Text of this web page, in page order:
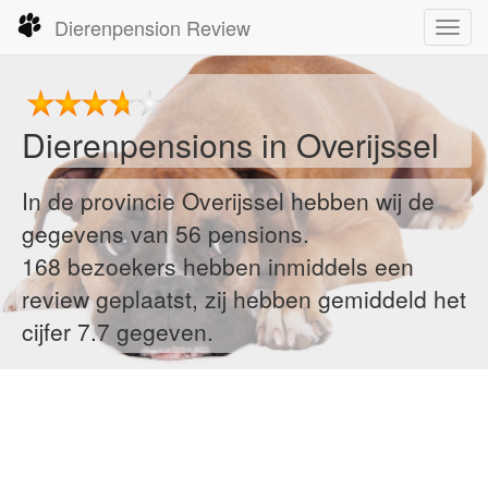
Dierenpension Review
Dierenpensions in Overijssel
In de provincie Overijssel hebben wij de
gegevens van 56 pensions.
168 bezoekers hebben inmiddels een
review geplaatst, zij hebben gemiddeld het
cijfer 7.7 gegeven.